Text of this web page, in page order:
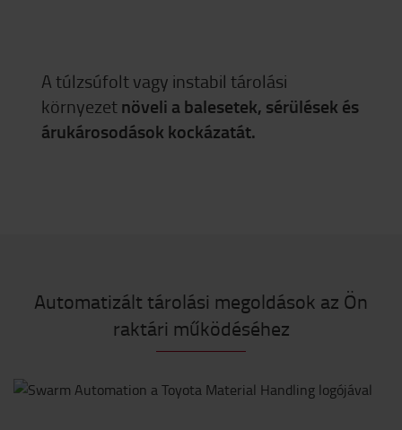
A túlzsúfolt vagy instabil tárolási
környezetnöveli a balesetek, sérülések és
árukárosodások kockázatát.
Automatizált tárolási megoldások az Ön
raktári működéséhez